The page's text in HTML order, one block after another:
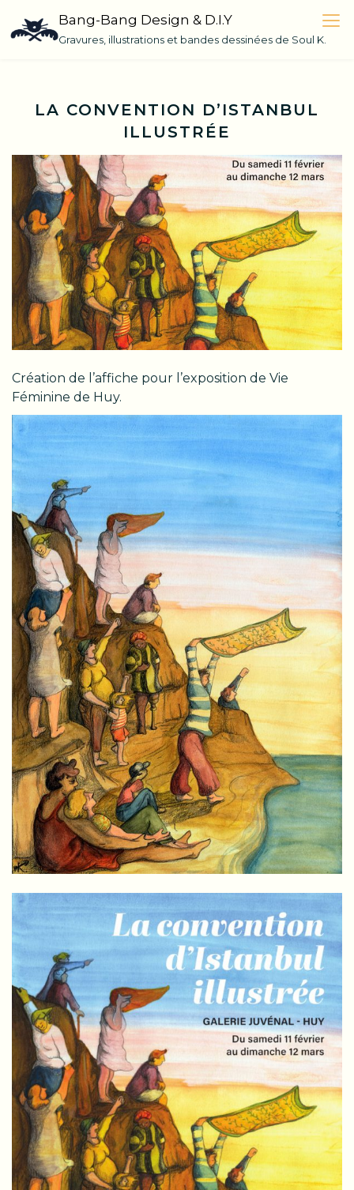
content
Bang-Bang Design & D.I.Y
Gravures, illustrations et bandes dessinées de Soul K.
LA CONVENTION D’ISTANBUL
ILLUSTRÉE
Création de l’affiche pour l’exposition de Vie
Féminine de Huy.